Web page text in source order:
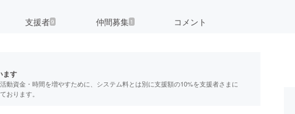
支援者9 仲間募集 1 コメント
ます
動資金・時間を増やすために、システム料とは別に支援額の10%を支援者さまに
おります。